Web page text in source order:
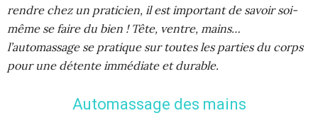
rendre chez un praticien, il est important de savoir soi-
même se faire du bien ! Tête, ventre, mains…
l’automassage se pratique sur toutes les parties du corps
pour une détente immédiate et durable.
Automassage des mains